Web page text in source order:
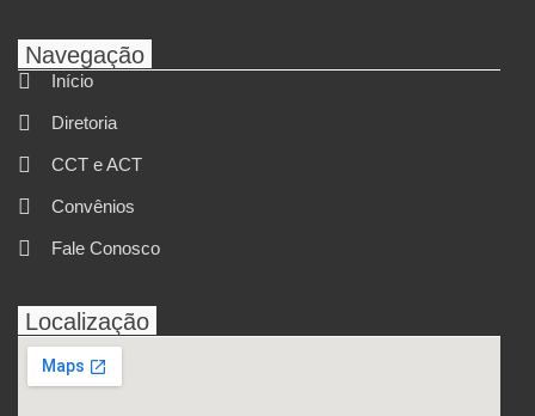
Navegação
Início
Diretoria
CCT e ACT
Convênios
Fale Conosco
Localização